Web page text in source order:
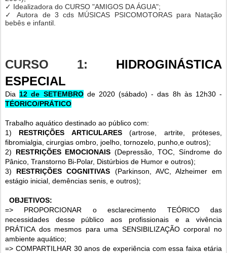
✓ Idealizadora do CURSO "AMIGOS DA ÁGUA";
✓ Autora de 3 cds MÚSICAS PSICOMOTORAS para Natação
bebês e infantil.
CURSO 1: HIDROGINÁSTICA
ESPECIAL
Dia 12 de SETEMBROde 2020 (sábado) - das 8h às 12h30 -
TÉORICO/PRÁTICO
Trabalho aquático destinado ao público com:
1) RESTRIÇÕES ARTICULARES(artrose, artrite, próteses,
fibromialgia, cirurgias ombro, joelho, tornozelo, punho,e outros);
2) RESTRIÇÕES EMOCIONAIS (Depressão, TOC, Síndrome do
Pânico, Transtorno Bi-Polar, Distúrbios de Humor e outros);
3) RESTRIÇÕES COGNITIVAS (Parkinson, AVC, Alzheimer em
estágio inicial, demências senis, e outros);
OBJETIVOS:
=> PROPORCIONAR o esclarecimento TEÓRICO das
necessidades desse público aos profissionais e a vivência
PRÁTICA dos mesmos para uma SENSIBILIZAÇÃO corporal no
ambiente aquático;
=> COMPARTILHAR 30 anos de experiência com essa faixa etária